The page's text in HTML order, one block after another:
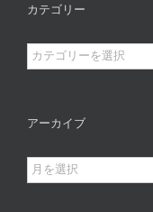
カテゴリー
カ
テ
ー
アーカイブ
ア
ー